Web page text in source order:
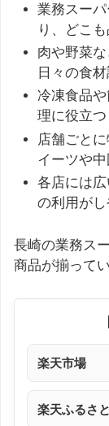
業務スー
り、どこ
肉や野菜
日々の食
冷凍食品
理に役立つ
店舗ごと
イーツや
各店には
の利用が
長崎の業務ス
商品が揃ってい
楽天市場
楽天ふるさ